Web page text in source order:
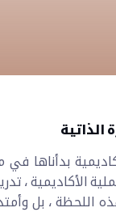
الأكاديمية ،
اللحظة ، بل